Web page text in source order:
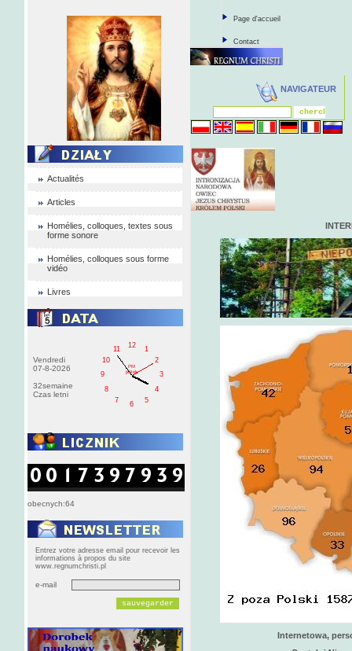
Actualités
Articles
Homélies, colloques, textes sous
forme sonore
Homélies, colloques sous forme
vidéo
Livres
Vendredi
07-8-2026
32semaine
Czas letni
1
2
3
4
5
6
7
8
9
10
11
12
PM
pištek
obecnych:64
Entrez votre adresse email pour recevoir les
informations à propos du site
www.regnumchristi.pl
e-mail
Page d'accueil
Contact
NAVIGATEUR
Internetowa,